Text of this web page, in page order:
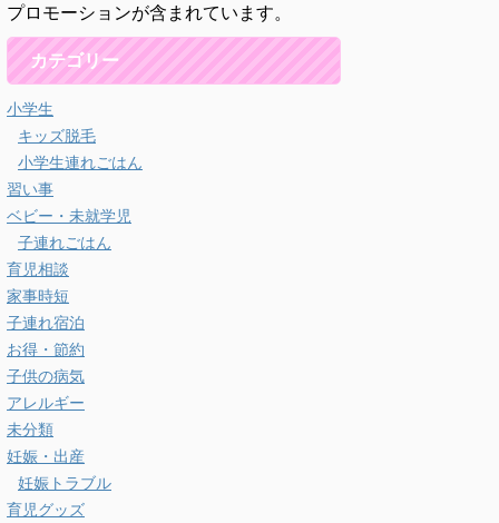
プロモーションが含まれています。
カテゴリー
小学生
キッズ脱毛
小学生連れごはん
習い事
ベビー・未就学児
子連れごはん
育児相談
家事時短
子連れ宿泊
お得・節約
子供の病気
アレルギー
未分類
妊娠・出産
妊娠トラブル
育児グッズ